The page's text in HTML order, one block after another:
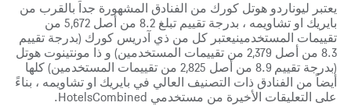
يعتبر ليوناردو هوتل كورك من الفنادق المشهورة جداً بالقرب من
بايريك او تشاويمه ، بدرجة تقييم تبلغ 8.2 من أصل 5,672 من
تقييمات المستخدمينيعتبر كل من ذي آدريس كورك (بدرجة تقييم
8.3 من أصل 2,379 من تقييمات المستخدمين) و ذا مونتينوت هوتل
(بدرجة تقييم 8.9 من أصل 2,825 من تقييمات المستخدمين) كلها
أيضاً من الفنادق ذات التصنيف العالي في بايريك او تشاويمه ، بناءً
على التعليقات الأخيرة من مستخدمي HotelsCombined.